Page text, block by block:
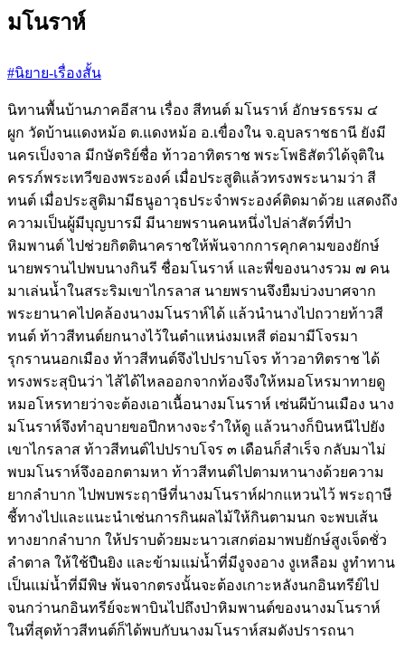
มโนราห์
#นิยาย-เรื่องสั้น
นิทานพื้นบ้านภาคอีสาน เรื่อง สีทนต์ มโนราห์ อักษรธรรม ๔
ผูก วัดบ้านแดงหม้อ ต.แดงหม้อ อ.เขื่องใน จ.อุบลราชธานี ยังมี
นครเป็งจาล มีกษัตริย์ชื่อ ท้าวอาทิตราช พระโพธิสัตว์ได้จุติใน
ครรภ์พระเทวีของพระองค์ เมื่อประสูติแล้วทรงพระนามว่า สี
ทนต์ เมื่อประสูติมามีธนูอาวุธประจำพระองค์ติดมาด้วย แสดงถึง
ความเป็นผู้มีบุญบารมี มีนายพรานคนหนึ่งไปล่าสัตว์ที่ป่า
หิมพานต์ ไปช่วยกิตตินาคราชให้พ้นจากการคุกคามของยักษ์
นายพรานไปพบนางกินรี ชื่อมโนราห์ และพี่ของนางรวม ๗ คน
มาเล่นน้ำในสระริมเขาไกรลาส นายพรานจึงยืมบ่วงบาศจาก
พระยานาคไปคล้องนางมโนราห์ได้ แล้วนำนางไปถวายท้าวสี
ทนต์ ท้าวสีทนต์ยกนางไว้ในตำแหน่งมเหสี ต่อมามีโจรมา
รุกรานนอกเมือง ท้าวสีทนต์จึงไปปราบโจร ท้าวอาทิตราช ได้
ทรงพระสุบินว่า ไส้ได้ไหลออกจากท้องจึงให้หมอโหรมาทายดู
หมอโหรทายว่าจะต้องเอาเนื้อนางมโนราห์ เซ่นผีบ้านเมือง นาง
มโนราห์จึงทำอุบายขอปีกหางจะรำให้ดู แล้วนางก็บินหนีไปยัง
เขาไกรลาส ท้าวสีทนต์ไปปราบโจร ๓ เดือนก็สำเร็จ กลับมาไม่
พบมโนราห์จึงออกตามหา ท้าวสีทนต์ไปตามหานางด้วยความ
ยากลำบาก ไปพบพระฤาษีที่นางมโนราห์ฝากแหวนไว้ พระฤาษี
ชี้ทางไปและแนะนำเช่นการกินผลไม้ให้กินตามนก จะพบเส้น
ทางยากลำบาก ให้ปราบด้วยมะนาวเสกต่อมาพบยักษ์สูงเจ็ดชั่ว
ลำตาล ให้ใช้ปืนยิง และข้ามแม่น้ำที่มีงูจงอาง งูเหลือม งูทำทาน
เป็นแม่น้ำที่มีพิษ พ้นจากตรงนั้นจะต้องเกาะหลังนกอินทรีย์ไป
จนกว่านกอินทรีย์จะพาบินไปถึงป่าหิมพานต์ของนางมโนราห์
ในที่สุดท้าวสีทนต์ก็ได้พบกับนางมโนราห์สมดังปรารถนา